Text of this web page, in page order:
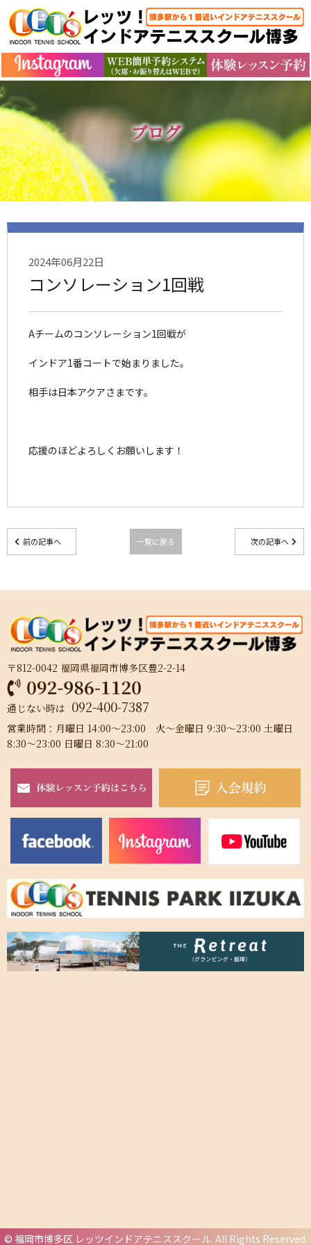
ブログ
2024年06月22日
コンソレーション1回戦
Aチームのコンソレーション1回戦が
インドア1番コートで始まりました。
相手は日本アクアさまです。
応援のほどよろしくお願いします！
前の記事へ 一覧に戻る 次の記事へ
〒812-0042 福岡県福岡市博多区豊2-2-14
通じない時は 092-400-7387
営業時間：月曜日 14:00～23:00 火～金曜日 9:30～23:00 土曜日
8:30～23:00 日曜日 8:30～21:00
© 福岡市博多区 レッツインドアテニススクール. All Rights Reserved.